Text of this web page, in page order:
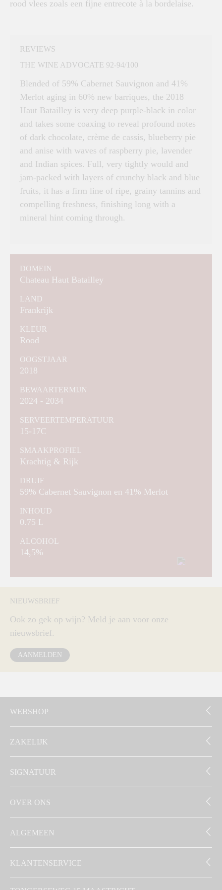
rood vlees zoals een fijne entrecote à la bordelaise.
REVIEWS
THE WINE ADVOCATE 92-94/100
Blended of 59% Cabernet Sauvignon and 41%
Merlot aging in 60% new barriques, the 2018
Haut Batailley is very deep purple-black in color
and takes some coaxing to reveal profound notes
of dark chocolate, crème de cassis, blueberry pie
and anise with waves of raspberry pie, lavender
and Indian spices. Full, very tightly would and
jam-packed with layers of crunchy black and blue
fruits, it has a firm line of ripe, grainy tannins and
compelling freshness, finishing long with a
mineral hint coming through.
DOMEIN
Chateau Haut Batailley
LAND
Frankrijk
KLEUR
Rood
OOGSTJAAR
2018
BEWAARTERMIJN
2024 - 2034
SERVEERTEMPERATUUR
15-17C
SMAAKPROFIEL
Krachtig & Rijk
DRUIF
59% Cabernet Sauvignon en 41% Merlot
INHOUD
0.75 L
ALCOHOL
14,5%
NIEUWSBRIEF
Ook zo gek op wijn? Meld je aan voor onze
nieuwsbrief.
AANMELDEN
WEBSHOP
ZAKELIJK
SIGNATUUR
OVER ONS
ALGEMEEN
KLANTENSERVICE